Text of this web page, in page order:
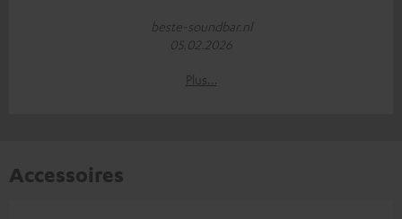
beste-soundbar.nl
05.02.2026
Plus…
Accessoires